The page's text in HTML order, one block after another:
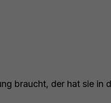
braucht, der hat sie in